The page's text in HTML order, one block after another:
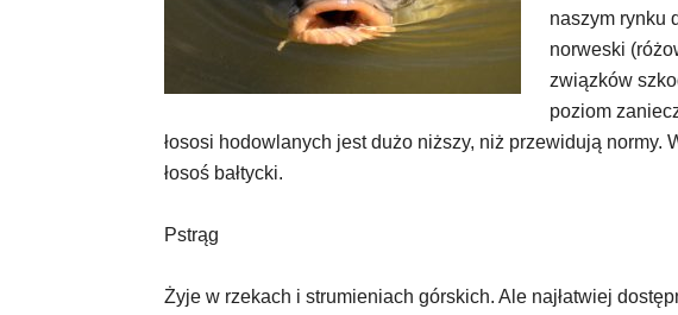
naszym rynku
norweski
związków
poziom
łososi hodowlanych jest dużo niższy, niż przewidują normy.
łosoś bałtycki.
Pstrąg
Żyje w rzekach i strumieniach górskich. Ale najłatwiej